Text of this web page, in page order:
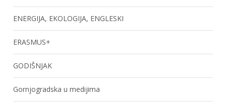
ENERGIJA, EKOLOGIJA, ENGLESKI
ERASMUS+
GODIŠNJAK
Gornjogradska u medijima